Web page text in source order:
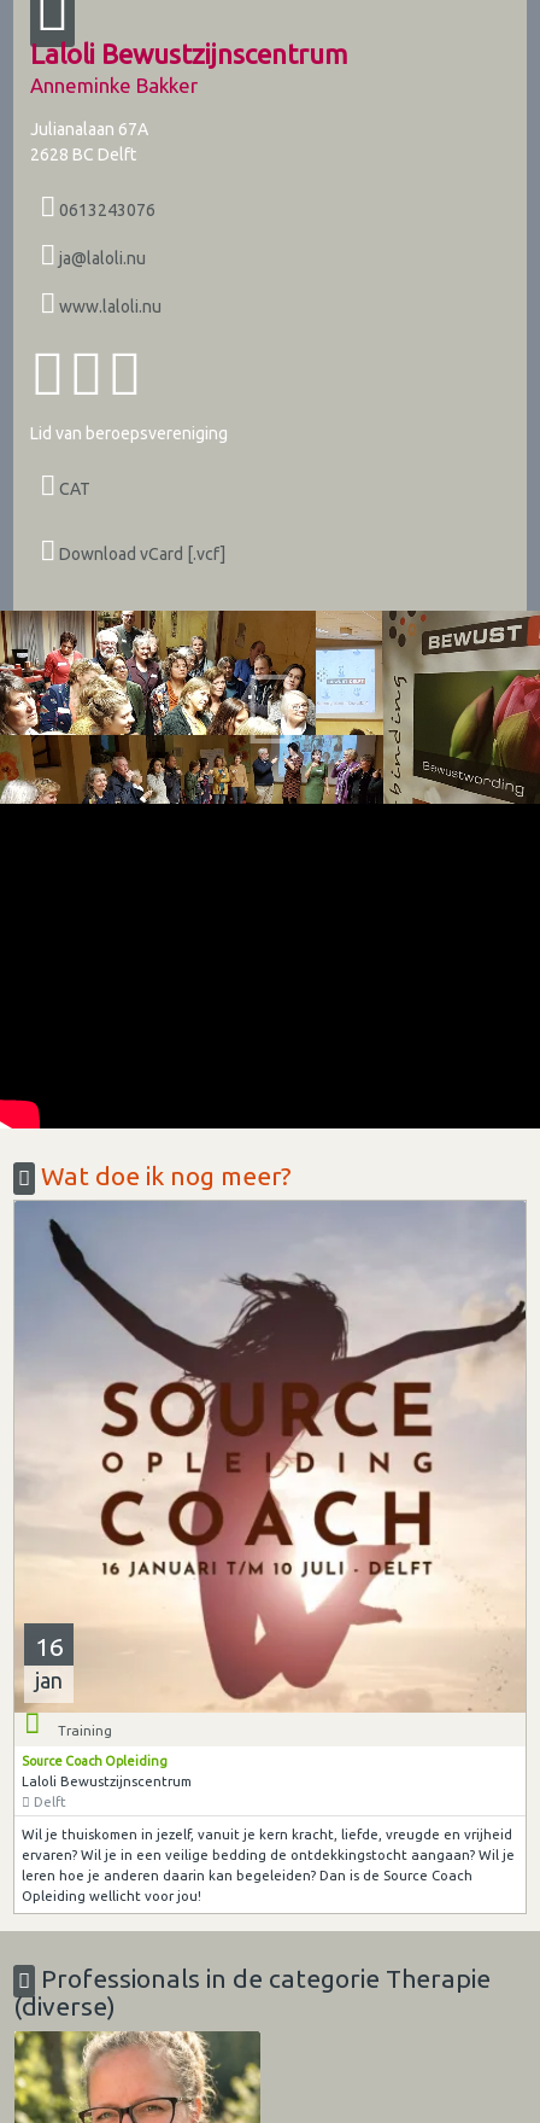
Laloli Bewustzijnscentrum
Anneminke Bakker
Julianalaan 67A
2628 BC Delft
0613243076
ja@laloli.nu
www.laloli.nu
Lid van beroepsvereniging
CAT
Download vCard [.vcf]
Wat doe ik nog meer?
16
jan
Training
Source Coach Opleiding
Laloli Bewustzijnscentrum
Delft
Wil je thuiskomen in jezelf, vanuit je kern kracht, liefde, vreugde en vrijheid
ervaren? Wil je in een veilige bedding de ontdekkingstocht aangaan? Wil je
leren hoe je anderen daarin kan begeleiden? Dan is de Source Coach
Opleiding wellicht voor jou!
Professionals in de categorie Therapie
(diverse)